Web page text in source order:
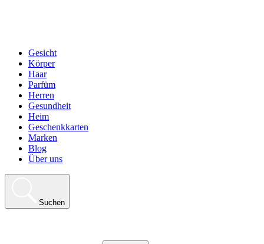
Gesicht
Körper
Haar
Parfüm
Herren
Gesundheit
Heim
Geschenkkarten
Marken
Blog
Über uns
Suchen